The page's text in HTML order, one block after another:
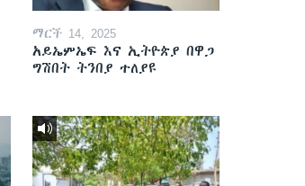
ማርች 14, 2025
አይኤምኤፍ እና ኢትዮጵያ በዋጋ
ግሽበት ትንበያ ተለያዩ